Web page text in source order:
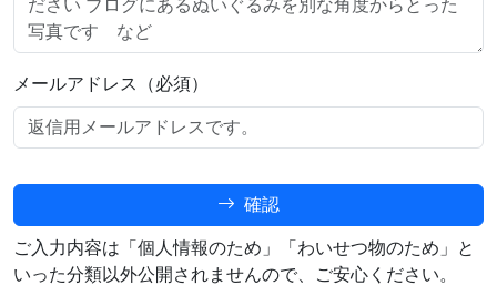
メールアドレス（必須）
確認
ご入力内容は「個人情報のため」「わいせつ物のため」と
いった分類以外公開されませんので、ご安心ください。